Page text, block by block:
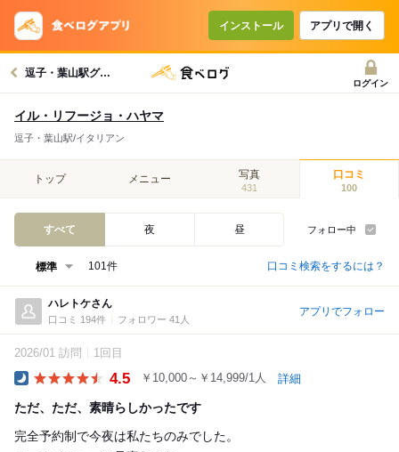
インストール アプリで開く
逗子・葉山駅グルメへ
ログイン
イル・リフージョ・ハヤマ
逗子・葉山駅/イタリアン
トップ メニュー 写真
431
口コミ
100
すべて 夜 昼 フォロー中
101件 口コミ検索をするには？
ハレトケさん
口コミ 194件 フォロワー 41人
アプリでフォロー
2026/01 訪問 1回目
4.5 ￥10,000～￥14,999/1人 詳細
ただ、ただ、素晴らしかったです
完全予約制で今夜は私たちのみでした。